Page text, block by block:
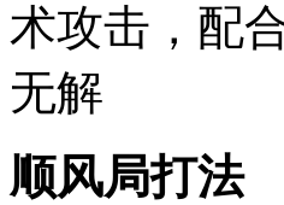
术攻击，配
无解
顺风局打法